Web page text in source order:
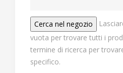
vuota per trovare tutti i
termine di ricerca per
specifico.